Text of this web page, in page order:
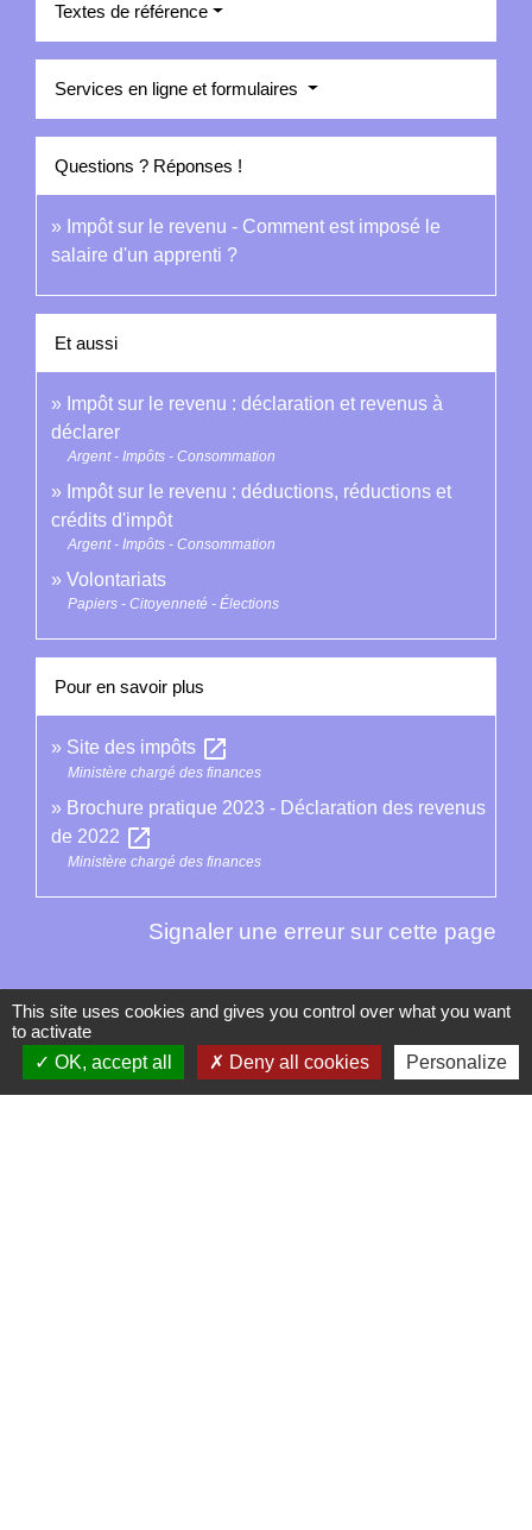
Textes de référence
Services en ligne et formulaires
Questions ? Réponses !
Impôt sur le revenu - Comment est imposé le
salaire d'un apprenti ?
Et aussi
Impôt sur le revenu : déclaration et revenus à
déclarer
Argent - Impôts - Consommation
Impôt sur le revenu : déductions, réductions et
crédits d'impôt
Argent - Impôts - Consommation
Volontariats
Papiers - Citoyenneté - Élections
Pour en savoir plus
Site des impôts open_in_new
Ministère chargé des finances
Brochure pratique 2023 - Déclaration des revenus
de 2022 open_in_new
Ministère chargé des finances
Signaler une erreur sur cette page
Contacts
This site uses cookies and gives you control over what you want
to activate
OK, accept all
Deny all cookies Personalize